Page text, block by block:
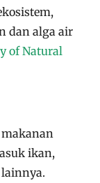
dan alga air​
of Natural
ikan,